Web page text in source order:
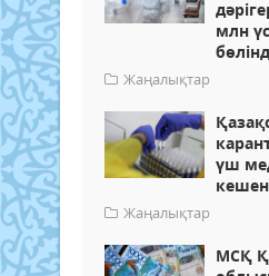
млн
Жаңалықтар
үш
Жаңалықтар
МСҚ